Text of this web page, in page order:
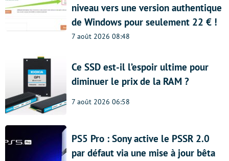
niveau vers une version authentique
de Windows pour seulement 22 € !
7 août 2026 08:48
Ce SSD est-il l’espoir ultime pour
diminuer le prix de la RAM ?
7 août 2026 06:58
PS5 Pro : Sony active le PSSR 2.0
par défaut via une mise à jour bêta